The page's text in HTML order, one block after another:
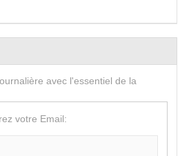
avec l'essentiel de la
votre Email: